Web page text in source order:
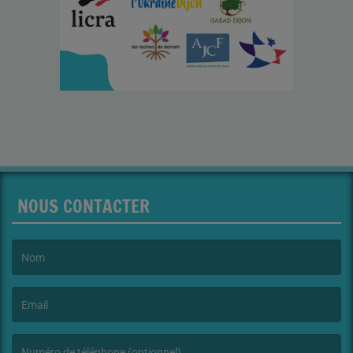
NOUS CONTACTER